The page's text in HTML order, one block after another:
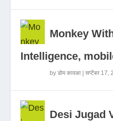
Monkey
Intelligence,
byडोम कावळा |सप्टेंबर 17,
Desi Jugad